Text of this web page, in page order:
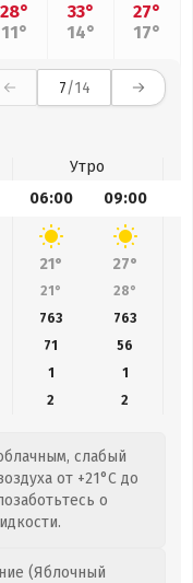
28°
11°
33°
14°
27°
17°
7/14
Утро
06:00 09:00
21° 27°
21° 28°
763 763
71 56
1
1
2 2
слабый
от +21°C до
о
(Яблочный